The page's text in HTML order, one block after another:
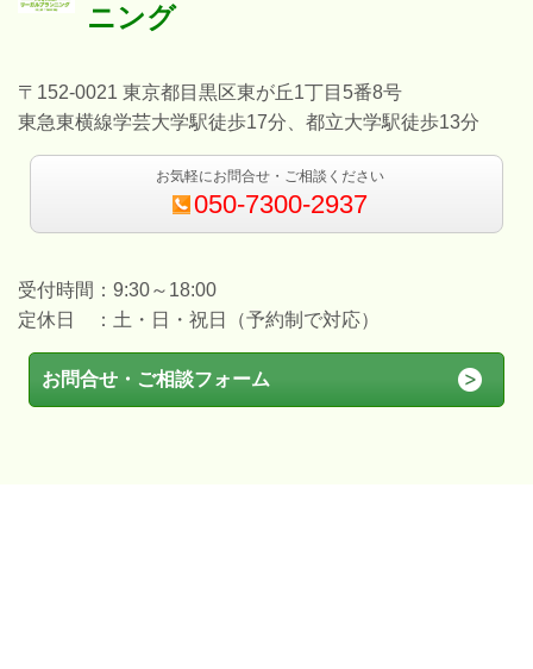
ニング
〒152-0021 東京都目黒区東が丘1丁目5番8号
東急東横線学芸大学駅徒歩17分、都立大学駅徒歩13分
お気軽にお問合せ・ご相談ください
050-7300-2937
受付時間：9:30～18:00
定休日 ：土・日・祝日（予約制で対応）
お問合せ・ご相談フォーム